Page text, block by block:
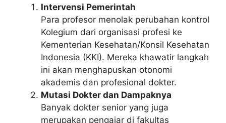
Intervensi Pemerintah
Para profesor menolak perubahan kontrol
Kolegium dari organisasi profesi ke
Kementerian Kesehatan/Konsil Kesehatan
Indonesia (KKI). Mereka khawatir langkah
ini akan menghapuskan otonomi
akademis dan profesional dokter.
Mutasi Dokter dan Dampaknya
Banyak dokter senior yang juga
merupakan pengajar di fakultas